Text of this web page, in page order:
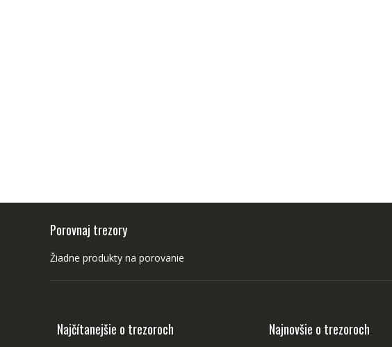
Porovnaj trezory
Žiadne produkty na porovanie
Najčítanejšie o trezoroch Najnovšie o trezoroch